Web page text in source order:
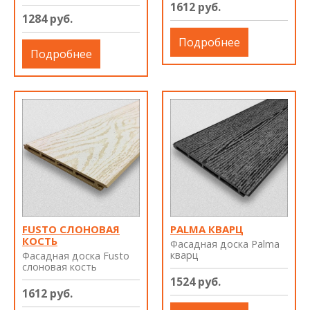
1284 руб.
Подробнее
1612 руб.
Подробнее
FUSTO СЛОНОВАЯ
КОСТЬ
Фасадная доска Fusto
слоновая кость
1612 руб.
PALMA КВАРЦ
Фасадная доска Palma
кварц
1524 руб.